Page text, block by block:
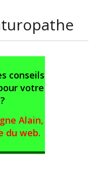
conseils
votre
Alain,
du web.